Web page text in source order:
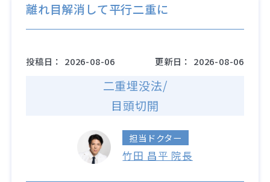
離れ目解消して平行二重に
投稿日： 2026-08-06 更新日： 2026-08-06
二重埋没法/
目頭切開
担当ドクター
竹田 昌平 院長